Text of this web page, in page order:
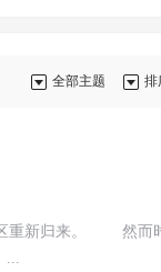
排
全部主题
重新归来。 然而
...